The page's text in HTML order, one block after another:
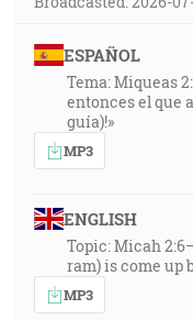
ESPAÑOL
Tema: Miqueas
entonces el que
guía)!»
MP3
ENGLISH
Topic: Micah
ram) is come up
MP3